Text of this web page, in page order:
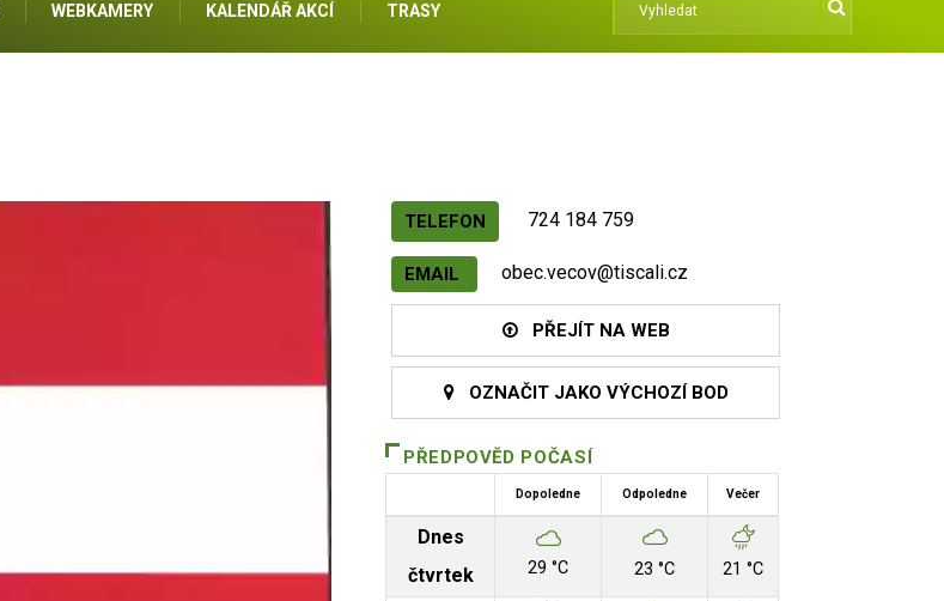
WEBKAMERY KALENDÁŘ AKCÍ TRASY
TELEFON 724 184 759
EMAIL obec.vecov@tiscali.cz
PŘEJÍT NA WEB
OZNAČIT JAKO VÝCHOZÍ BOD
PŘEDPOVĚD POČASÍ
Dopoledne Odpoledne Večer
Dnes
čtvrtek
29 °C 23 °C 21 °C